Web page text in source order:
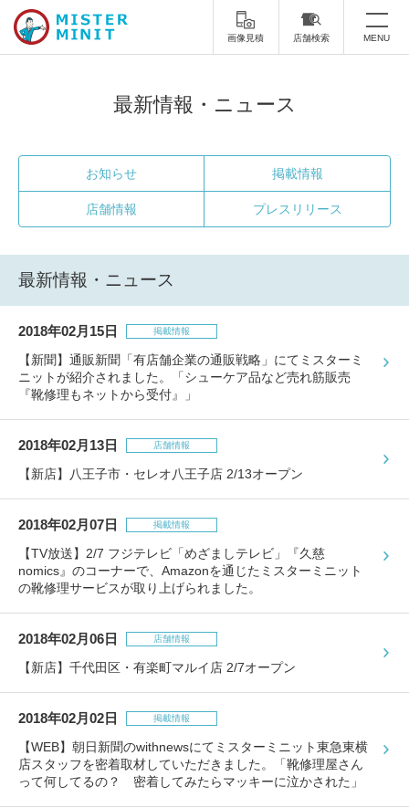
画像見積 店舗検索 MENU
修理サービス・料金
スーツケース修理
カバンの修理
傘修理
印鑑・はんこの作製 ダビング
店舗を探す
オンライン修理見積もりサービス（配送修理）
よくあるご質問
お問い合わせ
採用情報
CLOSE
最新情報・ニュース
お知らせ 掲載情報
店舗情報 プレスリリース
最新情報・ニュース
2018年02月15日 掲載情報
【新聞】通販新聞「有店舗企業の通販戦略」にてミスターミ
ニットが紹介されました。「シューケア品など売れ筋販売
『靴修理もネットから受付』」
2018年02月13日 店舗情報
【新店】八王子市・セレオ八王子店 2/13オープン
2018年02月07日 掲載情報
【TV放送】2/7 フジテレビ「めざましテレビ」『久慈
nomics』のコーナーで、Amazonを通じたミスターミニット
の靴修理サービスが取り上げられました。
2018年02月06日 店舗情報
【新店】千代田区・有楽町マルイ店 2/7オープン
2018年02月02日 掲載情報
【WEB】朝日新聞のwithnewsにてミスターミニット東急東横
店スタッフを密着取材していただきました。「靴修理屋さん
って何してるの？ 密着してみたらマッキーに泣かされた」